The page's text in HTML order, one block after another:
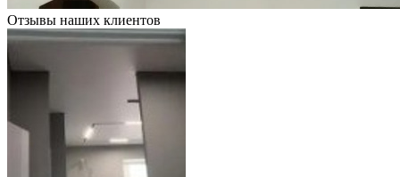
Отзывы наших клиентов